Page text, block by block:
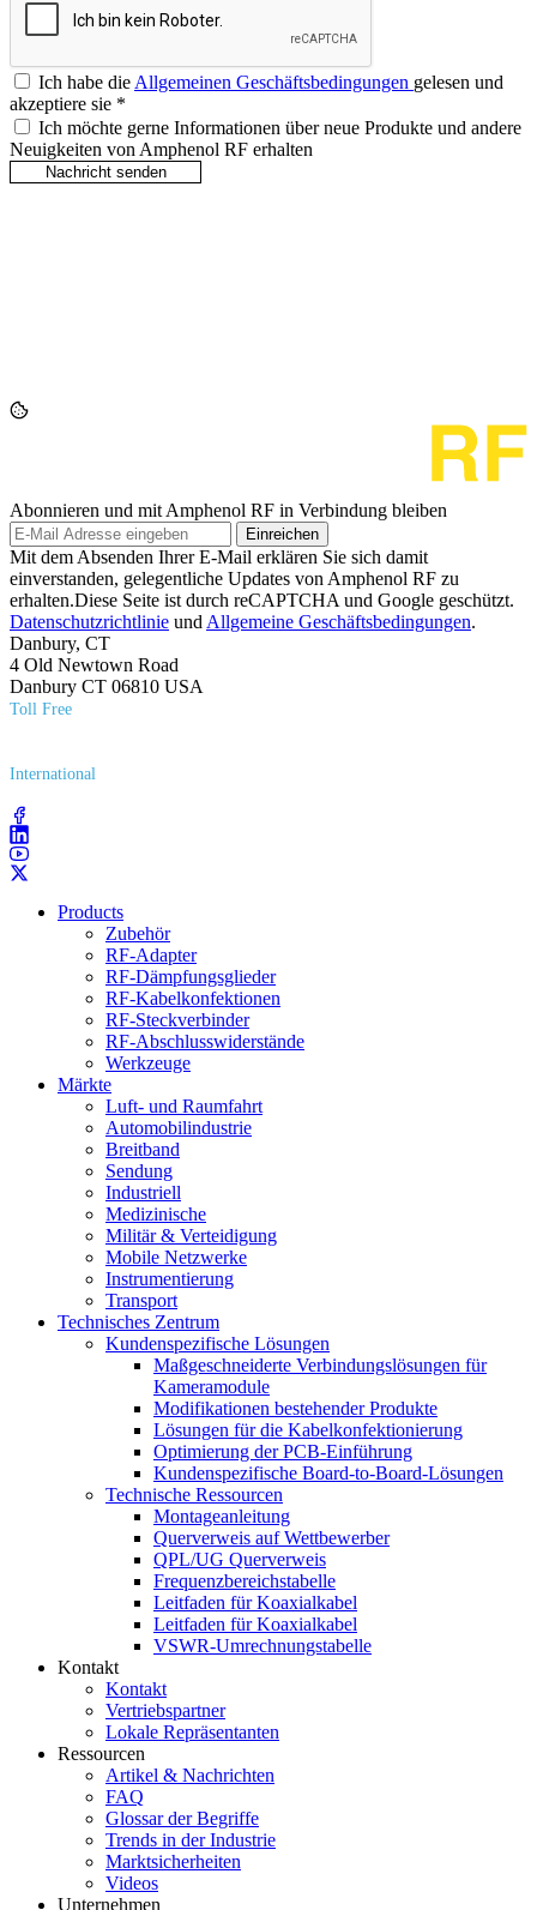
Ich habe die Allgemeinen Geschäftsbedingungen gelesen und
akzeptiere sie *
Ich möchte gerne Informationen über neue Produkte und andere
Neuigkeiten von Amphenol RF erhalten
Abonnieren und mit Amphenol RF in Verbindung bleiben
Einreichen
Mit dem Absenden Ihrer E-Mail erklären Sie sich damit
einverstanden, gelegentliche Updates von Amphenol RF zu
erhalten.Diese Seite ist durch reCAPTCHA und Google geschützt.
Datenschutzrichtlinie und Allgemeine Geschäftsbedingungen.
Danbury, CT
4 Old Newtown Road
Danbury CT 06810 USA
Toll Free
International
Products
Zubehör
RF-Adapter
RF-Dämpfungsglieder
RF-Kabelkonfektionen
RF-Steckverbinder
RF-Abschlusswiderstände
Werkzeuge
Märkte
Luft- und Raumfahrt
Automobilindustrie
Breitband
Sendung
Industriell
Medizinische
Militär & Verteidigung
Mobile Netzwerke
Instrumentierung
Transport
Technisches Zentrum
Kundenspezifische Lösungen
Maßgeschneiderte Verbindungslösungen für
Kameramodule
Modifikationen bestehender Produkte
Lösungen für die Kabelkonfektionierung
Optimierung der PCB-Einführung
Kundenspezifische Board-to-Board-Lösungen
Technische Ressourcen
Montageanleitung
Querverweis auf Wettbewerber
QPL/UG Querverweis
Frequenzbereichstabelle
Leitfaden für Koaxialkabel
Leitfaden für Koaxialkabel
VSWR-Umrechnungstabelle
Kontakt
Kontakt
Vertriebspartner
Lokale Repräsentanten
Ressourcen
Artikel & Nachrichten
FAQ
Glossar der Begriffe
Trends in der Industrie
Marktsicherheiten
Videos
Unternehmen